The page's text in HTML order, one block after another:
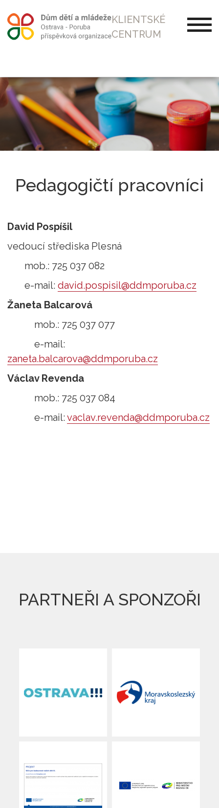
KLIENTSKÉ
CENTRUM
Pedagogičtí pracovníci
David Pospíšil
vedoucí střediska Plesná
mob.: 725 037 082
e-mail: david.pospisil@ddmporuba.cz
Žaneta Balcarová
mob.: 725 037 077
e-mail:
zaneta.balcarova@ddmporuba.cz
Václav Revenda
mob.: 725 037 084
e-mail: vaclav.revenda@ddmporuba.cz
PARTNEŘI A SPONZOŘI